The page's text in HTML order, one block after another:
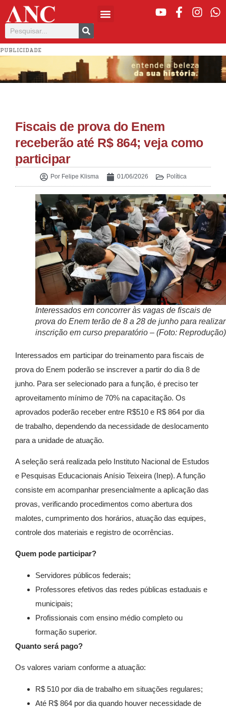
PUBLICIDADE
Fiscais de prova do Enem
receberão até R$ 864; veja como
participar
PorFelipe Klisma 01/06/2026 Política
Interessados em concorrer às vagas de fiscais de
prova do Enem terão de 8 a 28 de junho para realizar
inscrição em curso preparatório – (Foto: Reprodução)
Interessados em participar do treinamento para fiscais de
prova do Enem poderão se inscrever a partir do dia 8 de
junho. Para ser selecionado para a função, é preciso ter
aproveitamento mínimo de 70% na capacitação. Os
aprovados poderão receber entre R$510 e R$ 864 por dia
de trabalho, dependendo da necessidade de deslocamento
para a unidade de atuação.
A seleção será realizada pelo Instituto Nacional de Estudos
e Pesquisas Educacionais Anísio Teixeira (Inep). A função
consiste em acompanhar presencialmente a aplicação das
provas, verificando procedimentos como abertura dos
malotes, cumprimento dos horários, atuação das equipes,
controle dos materiais e registro de ocorrências.
Quem pode participar?
Servidores públicos federais;
Professores efetivos das redes públicas estaduais e
municipais;
Profissionais com ensino médio completo ou
formação superior.
Quanto será pago?
Os valores variam conforme a atuação:
R$ 510 por dia de trabalho em situações regulares;
Até R$ 864 por dia quando houver necessidade de